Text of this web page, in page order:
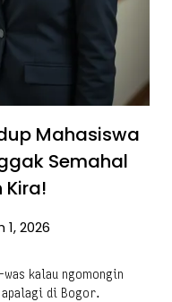
Mahasiswa
Semahal
2026
kalau ngomongin
di Bogor.